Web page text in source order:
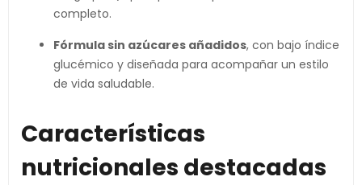
completo.
Fórmula sin azúcares añadidos, con bajo índice
glucémico y diseñada para acompañar un estilo
de vida saludable.
Características
nutricionales destacadas